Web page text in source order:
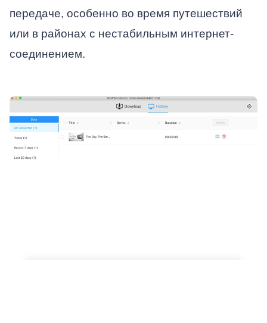
передаче, особенно во время путешествий
или в районах с нестабильным интернет-
соединением.